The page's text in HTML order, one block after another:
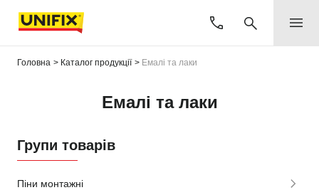
Головна Каталог продукції Емалі та лаки
Емалі та лаки
Групи товарів
Піни монтажні